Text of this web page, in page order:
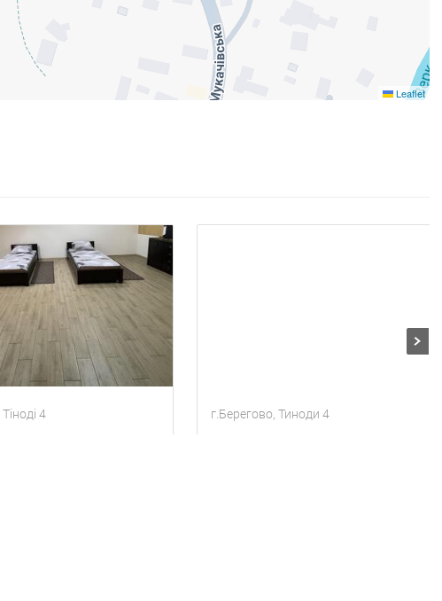
Leaflet
4 г.Берегово, Тиноди 4